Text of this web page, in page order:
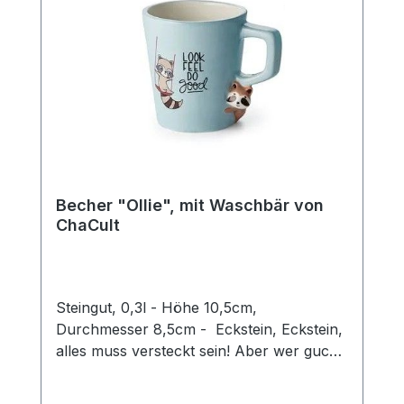
Becher "Ollie", mit Waschbär von
ChaCult
Steingut, 0,3l - Höhe 10,5cm,
Durchmesser 8,5cm - Eckstein, Eckstein,
alles muss versteckt sein! Aber wer guckt